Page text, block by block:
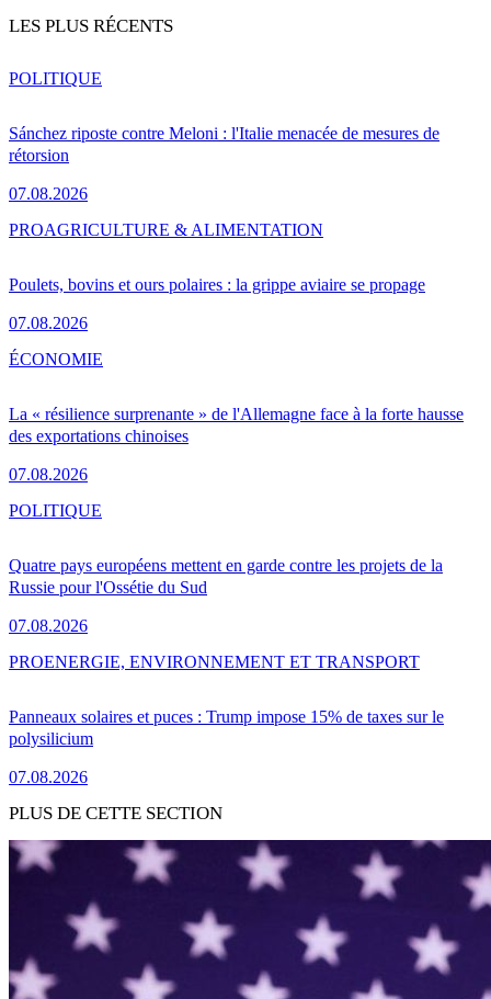
LES PLUS RÉCENTS
Sánchez riposte contre Meloni : l'Italie menacée de mesures de
rétorsion
07.08.2026
POLITIQUE
Poulets, bovins et ours polaires : la grippe aviaire se propage
07.08.2026
PROAGRICULTURE & ALIMENTATION
La « résilience surprenante » de l'Allemagne face à la forte hausse
des exportations chinoises
07.08.2026
ÉCONOMIE
Quatre pays européens mettent en garde contre les projets de la
Russie pour l'Ossétie du Sud
07.08.2026
POLITIQUE
Panneaux solaires et puces : Trump impose 15% de taxes sur le
polysilicium
07.08.2026
PROENERGIE, ENVIRONNEMENT ET TRANSPORT
PLUS DE CETTE SECTION